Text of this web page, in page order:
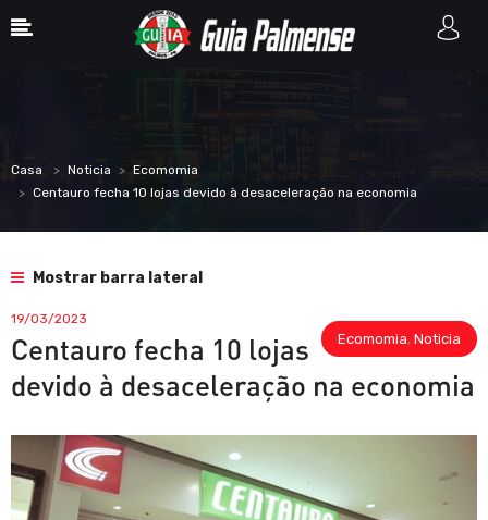
Casa Noticia
Ecomomia
Centauro fecha 10 lojas devido à desaceleração na economia
Mostrar barra lateral
Ecomomia, Noticia
19/03/2023
Centauro fecha 10 lojas
devido à desaceleração na economia